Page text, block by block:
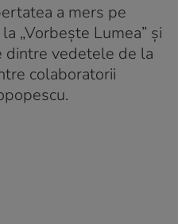
a mers pe
„Vorbește Lumea” și
dintre vedetele de la
colaboratorii